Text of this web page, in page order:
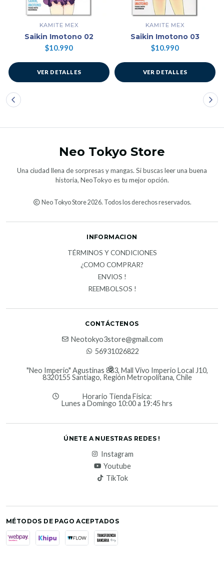
KAMITE MEX
Saikin Imotono 02
$10.990
VER DETALLES
KAMITE MEX
Saikin Imotono 03
$10.990
VER DETALLES
Neo Tokyo Store
Una ciudad llena de sorpresas y mangas. Si buscas leer una buena
historia, NeoTokyo es tu mejor opción.
Neo Tokyo Store 2026. Todos los derechos reservados.
INFORMACION
TÉRMINOS Y CONDICIONES
¿COMO COMPRAR?
ENVIOS !
REEMBOLSOS !
CONTÁCTENOS
Neotokyo3store@gmail.com
56931026822
"Neo Imperio" Agustinas 883, Mall Vivo Imperio Local J10,
8320155 Santiago, Región Metropolitana, Chile
Horario Tienda Física:
Lunes a Domingo 10:00 a 19:45 hrs
ÚNETE A NUESTRAS REDES !
Instagram
Youtube
TikTok
MÉTODOS DE PAGO ACEPTADOS